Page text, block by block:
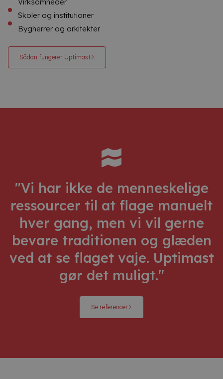
Skoler og institutioner
Bygherrer og arkitekter
Sådan fungerer Uptimast
"Vi har ikke de menneskelige
ressourcer til at flage manuelt
hver gang, men vi vil gerne
bevare traditionen og glæden
ved at se flaget vaje. Uptimast
gør det muligt."
Se referencer